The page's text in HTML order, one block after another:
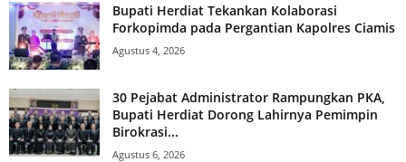
Bupati Herdiat Tekankan Kolaborasi
Forkopimda pada Pergantian Kapolres Ciamis
Agustus 4, 2026
30 Pejabat Administrator Rampungkan PKA,
Bupati Herdiat Dorong Lahirnya Pemimpin
Birokrasi...
Agustus 6, 2026